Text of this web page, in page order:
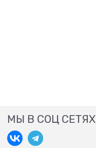
МЫ В СОЦ СЕТЯХ